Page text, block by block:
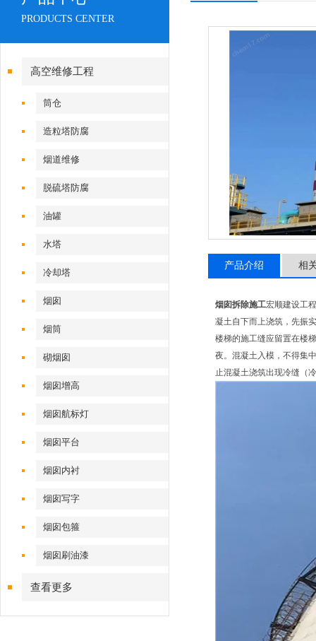
PRODUCTS CENTER
高空维修工程
筒仓
造粒塔防腐
烟道维修
脱硫塔防腐
油罐
水塔
冷却塔
烟囱
烟筒
砌烟囱
烟囱增高
烟囱航标灯
烟囱平台
烟囱内衬
烟囱写字
烟囱包箍
烟囱刷油漆
查看更多
产品介绍 相
烟囱拆除施工宏顺建设工
凝土自下而上浇筑，先振
楼梯的施工缝应留置在楼
夜。混凝土入模，不得集
止混凝土浇筑出现冷缝（